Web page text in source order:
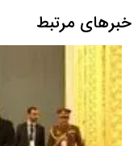
خبرهای مرتبط